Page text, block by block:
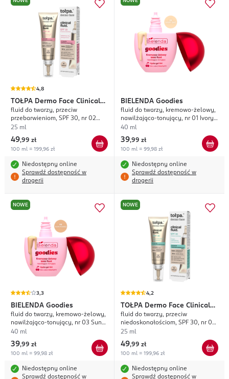
4,8
TOŁPA Dermo Face Clinical
Fluid.
fluid do twarzy, przeciw
przebarwieniom, SPF 30, nr 02
Natural
25 ml
49,99 zł
100 ml = 199,96 zł
Niedostępny online
Sprawdź dostępność w
drogerii
BIELENDA Goodies
fluid do twarzy, kremowo-żelowy,
nawilżająco-tonujący, nr 01 Ivory
Bae
40 ml
39,99 zł
100 ml = 99,98 zł
Niedostępny online
Sprawdź dostępność w
drogerii
NOWE
3,3
BIELENDA Goodies
fluid do twarzy, kremowo-żelowy,
nawilżająco-tonujący, nr 03 Sun
Kissed
40 ml
39,99 zł
100 ml = 99,98 zł
Niedostępny online
Sprawdź dostępność w
NOWE
4,2
TOŁPA Dermo Face Clinical
Fluid.
fluid do twarzy, przeciw
niedoskonałościom, SPF 30, nr 02
Natural
25 ml
49,99 zł
100 ml = 199,96 zł
Niedostępny online
Sprawdź dostępność w